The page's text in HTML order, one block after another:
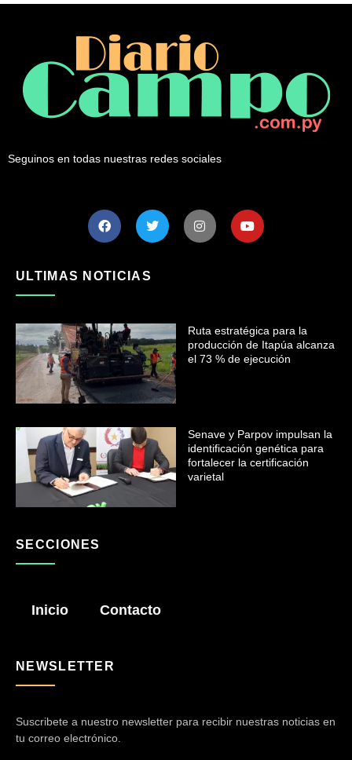
Seguinos en todas nuestras redes sociales
ULTIMAS NOTICIAS
Ruta estratégica para la
producción de Itapúa alcanza
el 73 % de ejecución
Senave y Parpov impulsan la
identificación genética para
fortalecer la certificación
varietal
SECCIONES
Inicio Contacto
NEWSLETTER
Suscribete a nuestro newsletter para recibir nuestras noticias en
tu correo electrónico.